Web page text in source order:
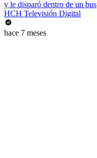
y le disparó dentro de un bus
HCH Televisión Digital
hace 7 meses